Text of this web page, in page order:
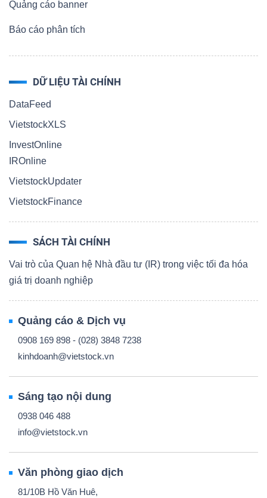
Quảng cáo banner
Báo cáo phân tích
DỮ LIỆU TÀI CHÍNH
DataFeed
VietstockXLS
InvestOnline
IROnline
VietstockUpdater
VietstockFinance
SÁCH TÀI CHÍNH
Vai trò của Quan hệ Nhà đầu tư (IR) trong việc tối đa hóa
giá trị doanh nghiệp
Quảng cáo & Dịch vụ
0908 169 898 - (028) 3848 7238
kinhdoanh@vietstock.vn
Sáng tạo nội dung
0938 046 488
info@vietstock.vn
Văn phòng giao dịch
81/10B Hồ Văn Huê,